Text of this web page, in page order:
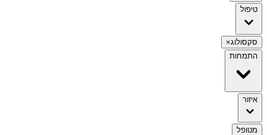
טיפול
סקסולוג×
התמחות
איזור
מטופל